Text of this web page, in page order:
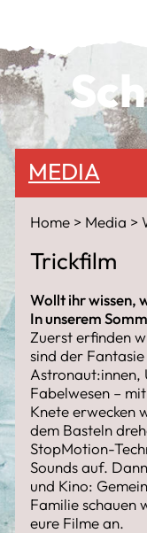
MEDIA
Home Media
Trickfilm
Wollt ihr wissen,
In unserem
Zuerst erfinden
sind der
Astronaut:innen,
Fabelwesen –
Knete erwecken
dem Basteln
StopMotion-
Sounds auf.
und Kino:
Familie schauen
eure Filme an.